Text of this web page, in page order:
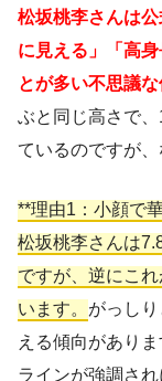
松坂桃李さんは
に見える」「高
とが多い不思議な
ぶと同じ高さで
ているのですが
**理由1：小顔で
松坂桃李さんは
ですが、逆にこ
います。 がっし
える傾向があり
ラインが強調さ